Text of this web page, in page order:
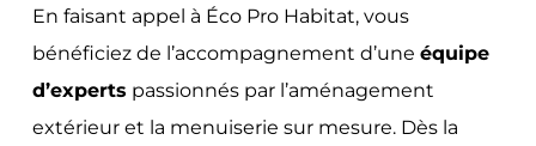
En faisant appel à Éco Pro Habitat, vous
bénéficiez de l’accompagnement d’une équipe
d’experts passionnés par l’aménagement
extérieur et la menuiserie sur mesure. Dès la